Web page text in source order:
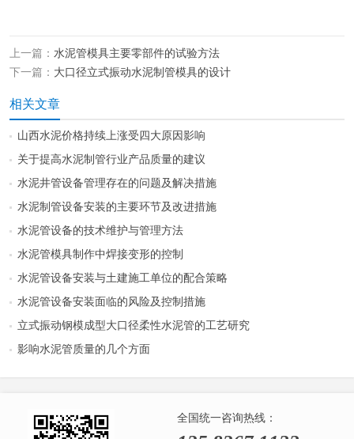
上一篇： 水泥管模具主要零部件的试验方法
下一篇： 大口径立式振动水泥制管模具的设计
相关文章
山西水泥价格持续上涨受四大原因影响
关于提高水泥制管行业产品质量的建议
水泥井管设备管理存在的问题及解决措施
水泥制管设备安装的主要环节及改进措施
水泥管设备的技术维护与管理方法
水泥管模具制作中焊接变形的控制
水泥管设备安装与土建施工单位的配合策略
水泥管设备安装面临的风险及控制措施
立式振动钢模成型大口径柔性水泥管的工艺研究
影响水泥管质量的几个方面
全国统一咨询热线：